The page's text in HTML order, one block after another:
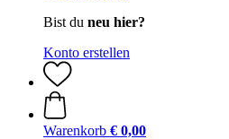
Bist du neu hier?
Konto erstellen
Warenkorb € 0,00